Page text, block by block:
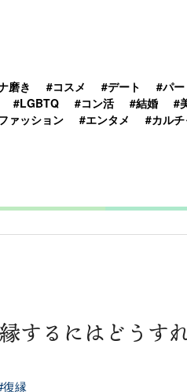
磨き #コスメ #デート #パ
#LGBTQ #コン活 #結婚 #
ァッション #エンタメ #カル
するにはどうす
復縁